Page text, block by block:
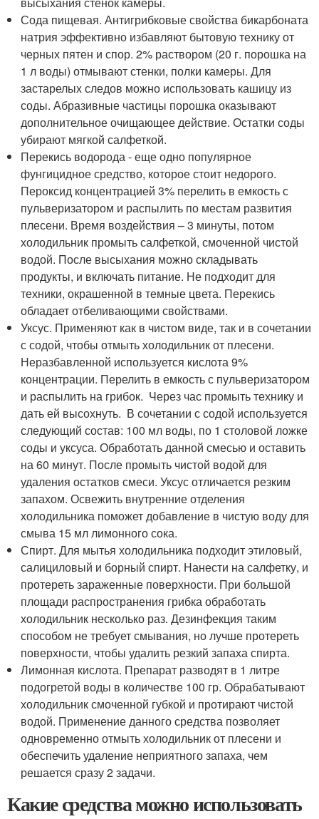
Сода пищевая. Антигрибковые свойства бикарбоната
натрия эффективно избавляют бытовую технику от
черных пятен и спор. 2% раствором (20 г. порошка на
1 л воды) отмывают стенки, полки камеры. Для
застарелых следов можно использовать кашицу из
соды. Абразивные частицы порошка оказывают
дополнительное очищающее действие. Остатки соды
убирают мягкой салфеткой.
Перекись водорода - еще одно популярное
фунгицидное средство, которое стоит недорого.
Пероксид концентрацией 3% перелить в емкость с
пульверизатором и распылить по местам развития
плесени. Время воздействия – 3 минуты, потом
холодильник промыть салфеткой, смоченной чистой
водой. После высыхания можно складывать
продукты, и включать питание. Не подходит для
техники, окрашенной в темные цвета. Перекись
обладает отбеливающими свойствами.
Уксус. Применяют как в чистом виде, так и в сочетании
с содой, чтобы отмыть холодильник от плесени.
Неразбавленной используется кислота 9%
концентрации. Перелить в емкость с пульверизатором
и распылить на грибок. Через час промыть технику и
дать ей высохнуть. В сочетании с содой используется
следующий состав: 100 мл воды, по 1 столовой ложке
соды и уксуса. Обработать данной смесью и оставить
на 60 минут. После промыть чистой водой для
удаления остатков смеси. Уксус отличается резким
запахом. Освежить внутренние отделения
холодильника поможет добавление в чистую воду для
смыва 15 мл лимонного сока.
Спирт. Для мытья холодильника подходит этиловый,
салициловый и борный спирт. Нанести на салфетку, и
протереть зараженные поверхности. При большой
площади распространения грибка обработать
холодильник несколько раз. Дезинфекция таким
способом не требует смывания, но лучше протереть
поверхности, чтобы удалить резкий запаха спирта.
Лимонная кислота. Препарат разводят в 1 литре
подогретой воды в количестве 100 гр. Обрабатывают
холодильник смоченной губкой и протирают чистой
водой. Применение данного средства позволяет
одновременно отмыть холодильник от плесени и
обеспечить удаление неприятного запаха, чем
решается сразу 2 задачи.
Какие средства можно использовать